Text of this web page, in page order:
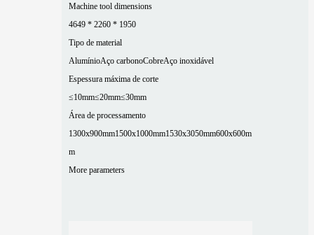
Machine tool dimensions
4649 * 2260 * 1950
Tipo de material
AlumínioAço carbonoCobreAço inoxidável
Espessura máxima de corte
≤10mm≤20mm≤30mm
Área de processamento
1300x900mm1500x1000mm1530x3050mm600x600m
m
More parameters